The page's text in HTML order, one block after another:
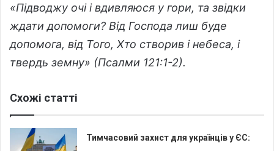
«Підводжу очі і вдивляюся у гори, та звідки
ждати допомоги? Від Господа лиш буде
допомога, від Того, Хто створив і небеса, і
твердь земну» (Псалми 121:1-2).
Схожі статті
Тимчасовий захист для українців у ЄС: